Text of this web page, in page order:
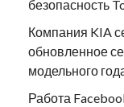
безопасность
Компания KIA
обновленное
модельного
Работа